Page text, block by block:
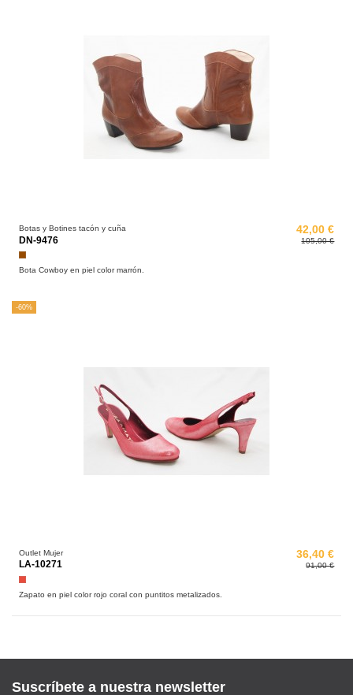
Botas y Botines tacón y cuña
DN-9476
Marrón
42,00 €
105,00 €
Bota Cowboy en piel color marrón.
-60%
Outlet Mujer
LA-10271
Rojo
36,40 €
91,00 €
Zapato en piel color rojo coral con puntitos metalizados.
Suscríbete a nuestra newsletter